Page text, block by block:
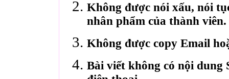
Không được nói xấu, nói
nhân phẩm của thành viên.
Không được copy Email
Bài viết không có nội dung